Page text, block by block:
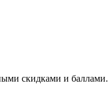
скидками и баллами.